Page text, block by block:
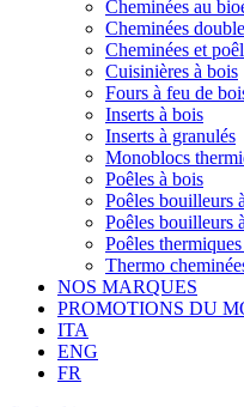
Cheminées au
Cheminées
Cheminées et
Cuisinières à bois
Fours à feu de
Inserts à bois
Inserts à granulés
Monoblocs
Poêles à bois
Poêles bouilleurs
Poêles bouilleurs
Poêles
Thermo
NOS MARQUES
PROMOTIONS DU
ITA
ENG
FR